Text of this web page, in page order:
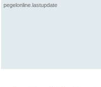
pegelonline.lastupdate